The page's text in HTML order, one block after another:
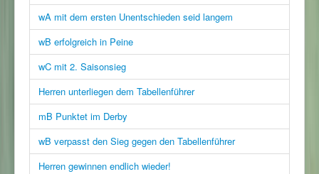
wA mit dem ersten Unentschieden seid langem
wB erfolgreich in Peine
wC mit 2. Saisonsieg
Herren unterliegen dem Tabellenführer
mB Punktet im Derby
wB verpasst den Sieg gegen den Tabellenführer
Herren gewinnen endlich wieder!